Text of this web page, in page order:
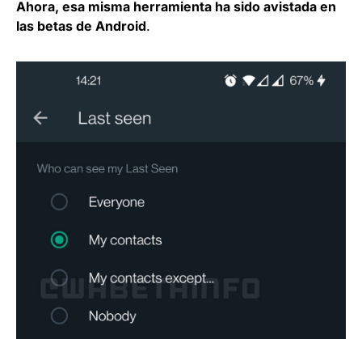
Ahora, esa misma herramienta ha sido avistada en
las betas de Android.